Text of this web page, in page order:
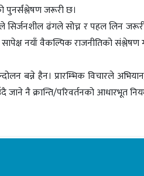
पुनर्संश्लेषण जरूरी छ।
सिर्जनशील ढंगले सोच्न र पहल लिन
नयाँ वैकल्पिक राजनीतिको
बन्ने हैन। प्रारम्भिक विचारले
नै क्रान्ति/परिवर्तनको आधारभूत